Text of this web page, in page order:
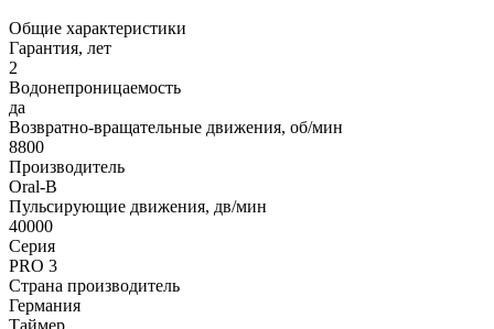
Общие характеристики
Гарантия, лет
2
Водонепроницаемость
да
Возвратно-вращательные движения, об/мин
8800
Производитель
Oral-B
Пульсирующие движения, дв/мин
40000
Серия
PRO 3
Страна производитель
Германия
Таймер